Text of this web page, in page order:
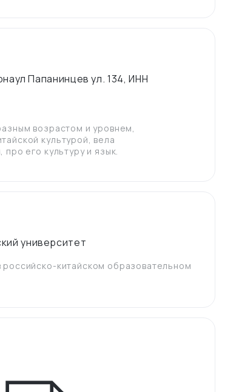
Папанинцев ул. 134, ИНН
возрастом и уровнем,
культурой, вела
его культуру и язык.
университет
китайском образовательном